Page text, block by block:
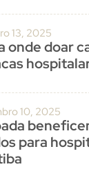
13, 2025
onde doar
10, 2025
para